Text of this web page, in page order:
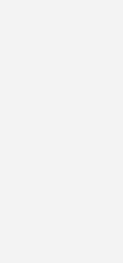
von uns
gebündelt und
damit einverstanden, über
und eine Abmeldung ist
mit Daten finden Sie